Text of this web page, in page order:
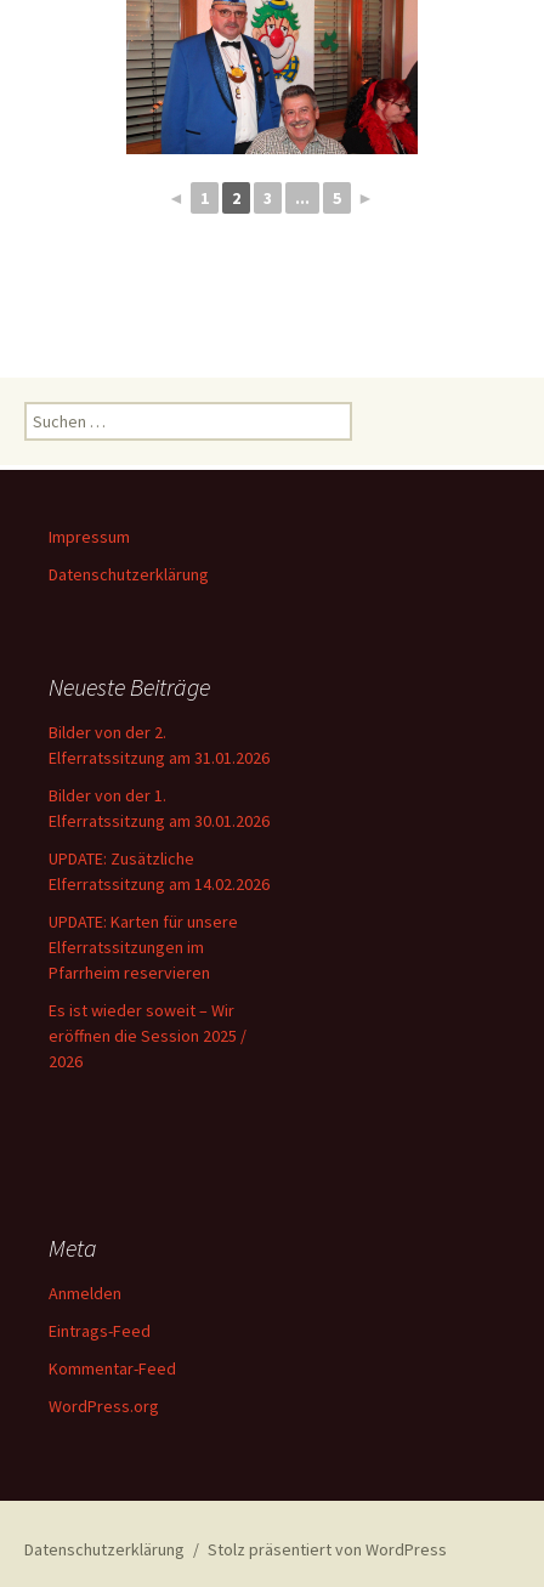
◄ 1 2 3 ... 5 ►
Suchen
nach:
Impressum
Datenschutzerklärung
Neueste Beiträge
Bilder von der 2.
Elferratssitzung am 31.01.2026
Bilder von der 1.
Elferratssitzung am 30.01.2026
UPDATE: Zusätzliche
Elferratssitzung am 14.02.2026
UPDATE: Karten für unsere
Elferratssitzungen im
Pfarrheim reservieren
Es ist wieder soweit – Wir
eröffnen die Session 2025 /
2026
Meta
Anmelden
Eintrags-Feed
Kommentar-Feed
WordPress.org
Datenschutzerklärung Stolz präsentiert von WordPress